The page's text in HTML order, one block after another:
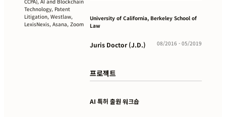
Technology, Patent
Litigation, Westlaw,
LexisNexis, Asana, Zoom
University of California, Berkeley School of
Law
Juris Doctor (J.D.) 08/2016 - 05/2019
프로젝트
AI 특허 출원 워크숍